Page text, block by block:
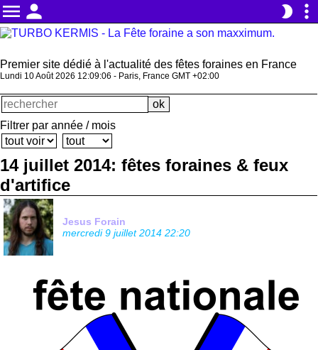
menu person brightness_2 more_vert
Premier site dédié à l'actualité des fêtes foraines en France
Lundi 10 Août 2026 12:09:06 - Paris, France GMT +02:00
Filtrer par année / mois
14 juillet 2014: fêtes foraines & feux
d'artifice
Jesus Forain
mercredi 9 juillet 2014 22:20